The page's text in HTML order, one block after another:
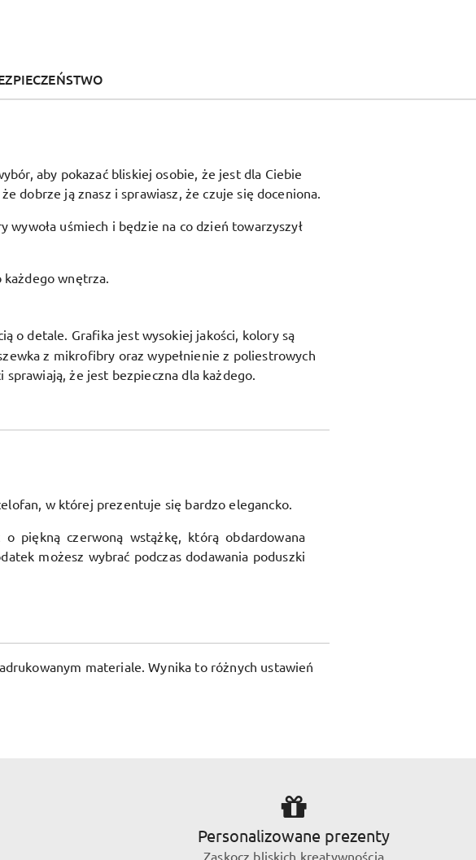
aby pokazać bliskiej osobie, że jest dla Ciebie
dobrze ją znasz i sprawiasz, że czuje się doceniona.
uśmiech i będzie na co dzień towarzyszył
każdego wnętrza.
o detale. Grafika jest wysokiej jakości, kolory są
z mikrofibry orazwypełnienie z poliestrowych
że jest bezpieczna dla każdego.
w której prezentuje się bardzo elegancko.
piękną czerwoną wstążkę, którą obdardowana
możesz wybrać podczas dodawania poduszki
materiale. Wynika to różnych ustawień
Personalizowane prezenty
Zaskocz bliskich kreatywnością